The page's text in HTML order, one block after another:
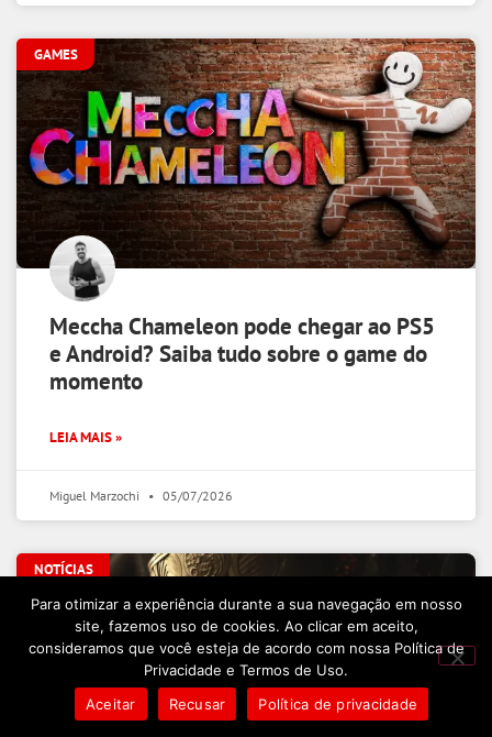
GAMES
Meccha Chameleon pode chegar ao PS5
e Android? Saiba tudo sobre o game do
momento
LEIA MAIS »
Miguel Marzochi 05/07/2026
NOTÍCIAS
Para otimizar a experiência durante a sua navegação em nosso
site, fazemos uso de cookies. Ao clicar em aceito,
consideramos que você esteja de acordo com nossa Política de
Privacidade e Termos de Uso.
Aceitar
Recusar Política de privacidade